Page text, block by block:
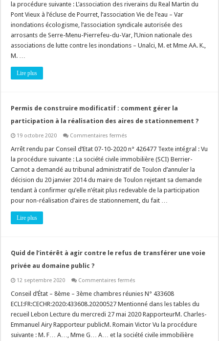
de
contournement
routier
est
d’intérêt
public
!
la procédure suivante : L’association des riverains du Real Martin du
Pont Vieux à l’écluse de Pourret, l’association Vie de l’eau – Var
inondations écologisme, l’association syndicale autorisée des
arrosants de Serre-Menu-Pierrefeu-du-Var, l’Union nationale des
associations de lutte contre les inondations – Unalci, M. et Mme AA. K.,
M. …
Lire plus
Permis de construire modificatif : comment gérer la
participation à la réalisation des aires de stationnement ?
19 octobre 2020 Commentaires fermés
de
modificatif
:
comment
gérer
la
participation
à
Arrêt rendu par Conseil d’Etat 07-10-2020 n° 426477 Texte intégral : Vu
la procédure suivante : La société civile immobilière (SCI) Berrier-
Carnot a demandé au tribunal administratif de Toulon d’annuler la
décision du 20 janvier 2014 du maire de Toulon rejetant sa demande
tendant à confirmer qu’elle n’était plus redevable de la participation
pour non-réalisation d’aires de stationnement, du fait …
Lire plus
Quid de l’intérêt à agir contre le refus de transférer une voie
privée au domaine public ?
12 septembre 2020 Commentaires fermés
de
à
agir
contre
le
refus
de
Conseil d’État – 8ème – 3ème chambres réunies N° 433608
ECLI:FR:CECHR:2020:433608.20200527 Mentionné dans les tables du
recueil Lebon Lecture du mercredi 27 mai 2020 RapporteurM. Charles-
Emmanuel Airy Rapporteur publicM. Romain Victor Vu la procédure
suivante : M. F… A…, Mme G… A… et la société civile immobilière